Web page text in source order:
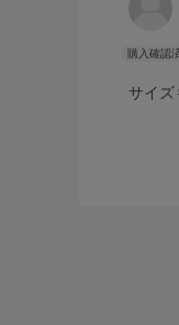
サイズ